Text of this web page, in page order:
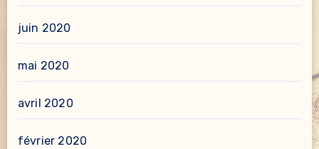
juin 2020
mai 2020
avril 2020
février 2020